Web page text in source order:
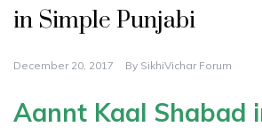
in Simple Punjabi
December 20, 2017 By SikhiVichar Forum
Aannt Kaal Shabad